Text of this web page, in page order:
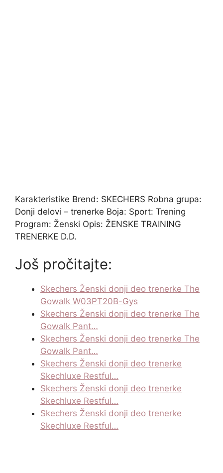
Karakteristike Brend: SKECHERS Robna grupa:
Donji delovi – trenerke Boja: Sport: Trening
Program: Ženski Opis: ŽENSKE TRAINING
TRENERKE D.D.
Još pročitajte:
Skechers Ženski donji deo trenerke The
Gowalk W03PT20B-Gys
Skechers Ženski donji deo trenerke The
Gowalk Pant…
Skechers Ženski donji deo trenerke The
Gowalk Pant…
Skechers Ženski donji deo trenerke
Skechluxe Restful…
Skechers Ženski donji deo trenerke
Skechluxe Restful…
Skechers Ženski donji deo trenerke
Skechluxe Restful…